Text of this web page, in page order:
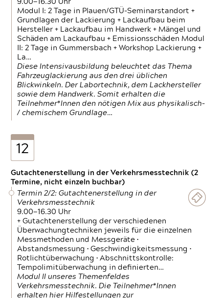
9.00—16.30 Uhr
Modul I: 2 Tage in Plauen/GTÜ-Seminarstandort +
Grundlagen der Lackierung + Lackaufbau beim
Hersteller + Lackaufbau im Handwerk + Mängel und
Schäden am Lackaufbau + Emissionsschäden Modul
II: 2 Tage in Gummersbach + Workshop Lackierung +
La…
Diese Intensivausbildung beleuchtet das Thema
Fahrzeuglackierung aus den drei üblichen
Blickwinkeln. Der Labortechnik, dem Lackhersteller
sowie dem Handwerk. Somit erhalten die
Teilnehmer*Innen den nötigen Mix aus physikalisch-
/ chemischem Grundlage…
12
Gutachtenerstellung in der Verkehrsmesstechnik (2
Termine, nicht einzeln buchbar)
Termin 2/2: Gutachtenerstellung in der
Verkehrsmesstechnik
9.00—16.30 Uhr
+ Gutachtenerstellung der verschiedenen
Überwachungtechniken jeweils für die einzelnen
Messmethoden und Messgeräte •
Abstandsmessung • Geschwindigkeitsmessung •
Rotlichtüberwachung • Abschnittskontrolle:
Tempolimitüberwachung in definierten…
Modul II unseres Themenfeldes
Verkehrsmesstechnik. Die Teilnehmer*Innen
erhalten hier Hilfestellungen zur